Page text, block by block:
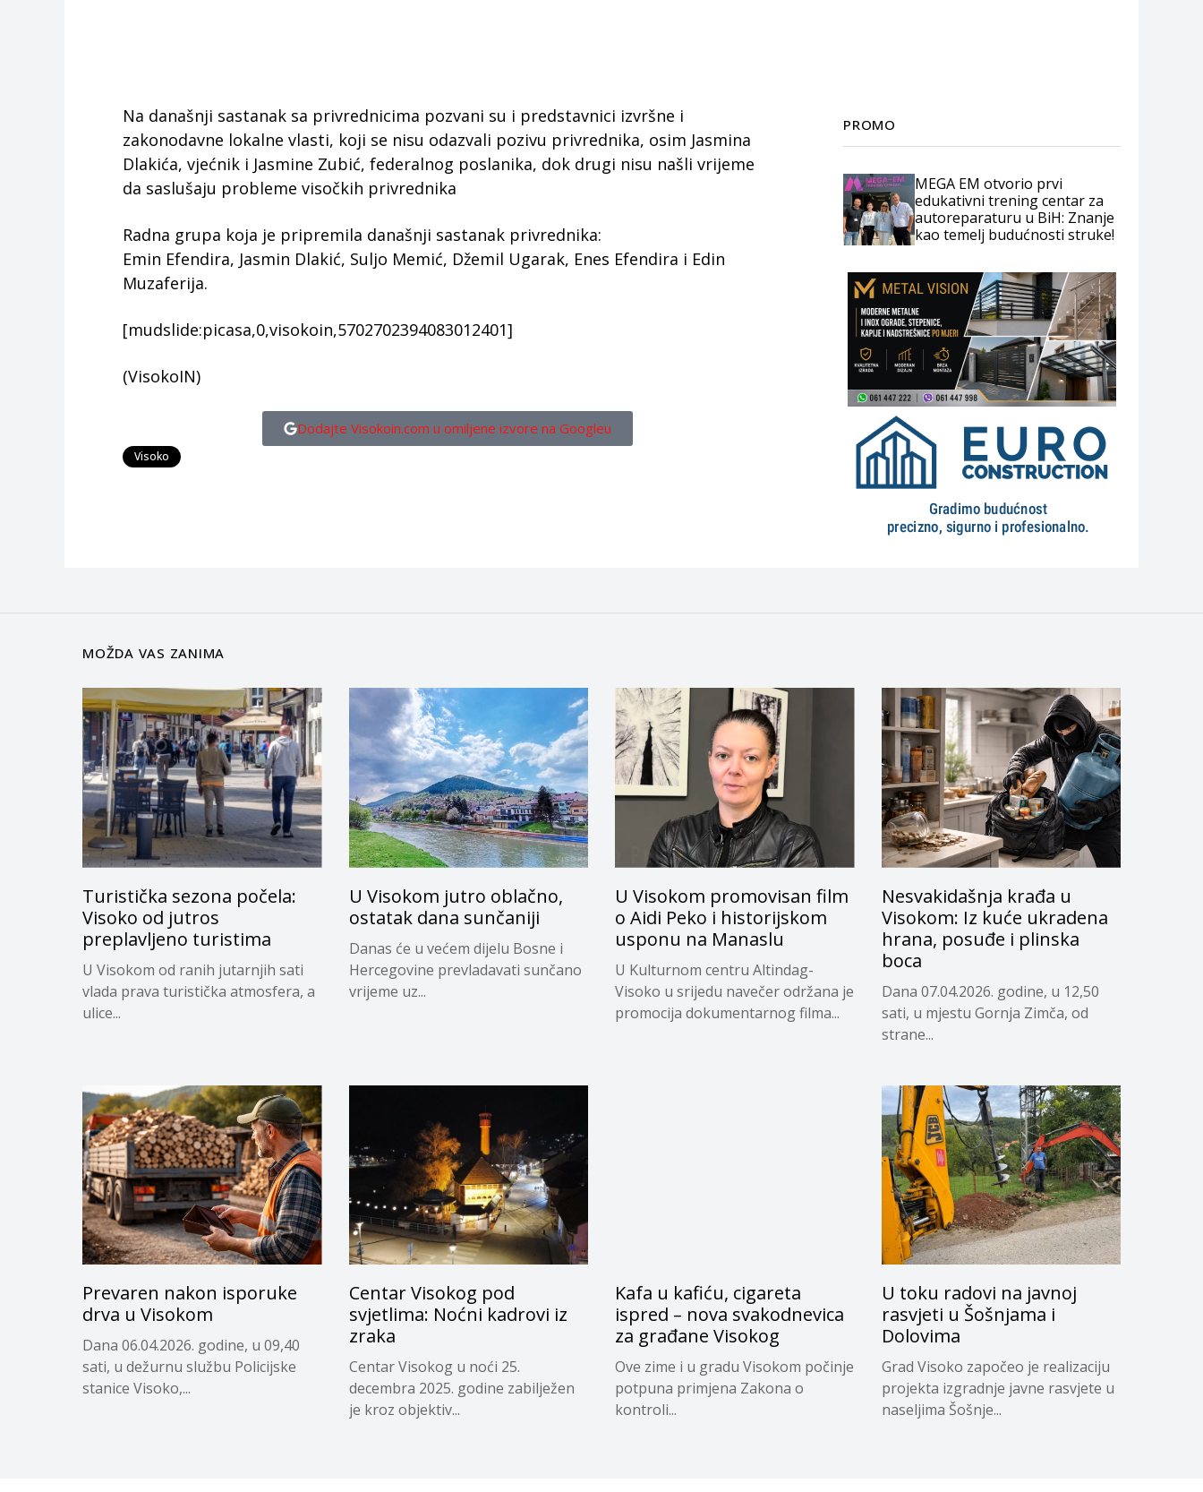
Na današnji sastanak sa privrednicima pozvani su i predstavnici izvršne i
zakonodavne lokalne vlasti, koji se nisu odazvali pozivu privrednika, osim Jasmina
Dlakića, vjećnik i Jasmine Zubić, federalnog poslanika, dok drugi nisu našli vrijeme
da saslušaju probleme visočkih privrednika
Radna grupa koja je pripremila današnji sastanak privrednika:
Emin Efendira, Jasmin Dlakić, Suljo Memić, Džemil Ugarak, Enes Efendira i Edin
Muzaferija.
[mudslide:picasa,0,visokoin,5702702394083012401]
(VisokoIN)
Dodajte Visokoin.com u omiljene izvore na Googleu
Visoko
PROMO
MEGA EM otvorio prvi
edukativni trening centar za
autoreparaturu u BiH: Znanje
kao temelj budućnosti struke!
MOŽDA VAS ZANIMA
Turistička sezona počela:
Visoko od jutros
preplavljeno turistima
U Visokom od ranih jutarnjih sati
vlada prava turistička atmosfera, a
ulice...
U Visokom jutro oblačno,
ostatak dana sunčaniji
Danas će u većem dijelu Bosne i
Hercegovine prevladavati sunčano
vrijeme uz...
U Visokom promovisan film
o Aidi Peko i historijskom
usponu na Manaslu
U Kulturnom centru Altindag-
Visoko u srijedu navečer održana je
promocija dokumentarnog filma...
Nesvakidašnja krađa u
Visokom: Iz kuće ukradena
hrana, posuđe i plinska
boca
Dana 07.04.2026. godine, u 12,50
sati, u mjestu Gornja Zimča, od
strane...
Prevaren nakon isporuke
drva u Visokom
Dana 06.04.2026. godine, u 09,40
sati, u dežurnu službu Policijske
stanice Visoko,...
Centar Visokog pod
svjetlima: Noćni kadrovi iz
zraka
Centar Visokog u noći 25.
decembra 2025. godine zabilježen
je kroz objektiv...
Kafa u kafiću, cigareta
ispred – nova svakodnevica
za građane Visokog
Ove zime i u gradu Visokom počinje
potpuna primjena Zakona o
kontroli...
U toku radovi na javnoj
rasvjeti u Šošnjama i
Dolovima
Grad Visoko započeo je realizaciju
projekta izgradnje javne rasvjete u
naseljima Šošnje...